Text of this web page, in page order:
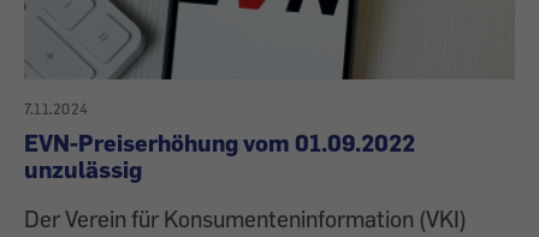
7.11.2024
EVN-Preiserhöhung vom 01.09.2022
unzulässig
Der Verein für Konsumenteninformation (VKI)